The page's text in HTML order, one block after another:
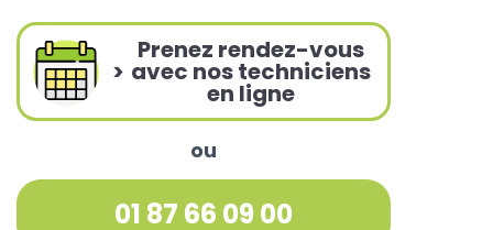
>
Prenez rendez-vous
avec nos techniciens
en ligne
ou
01 87 66 09 00